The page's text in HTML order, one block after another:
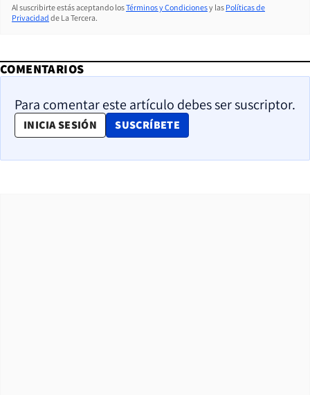
Al suscribirte estás aceptando losTérminos y Condicionesy las Políticas de
Privacidad de La Tercera.
COMENTARIOS
Para comentar este artículo debes ser suscriptor.
INICIA SESIÓN SUSCRÍBETE
OPENS IN NEW WINDOW